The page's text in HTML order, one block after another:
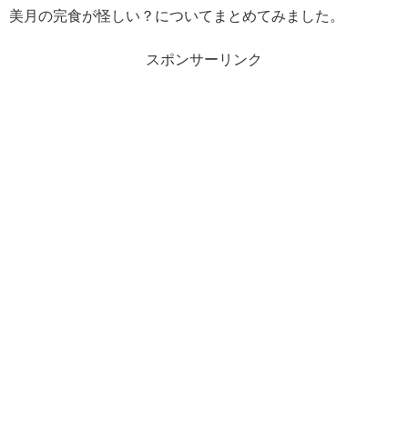
美月の完食が怪しい？についてまとめてみました。
スポンサーリンク